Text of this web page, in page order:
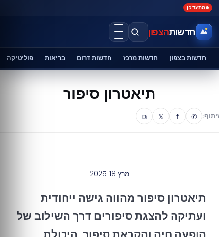
מתעדכן
חדשותהצפון
חדשות בצפון חדשות מרכז חדשות דרום בריאות פוליטיקה
תיאטרון סיפור
✆
f
𝕏
⧉
מרץ 18, 2025
תיאטרון סיפור מהווה גישה ייחודית
ועתיקה להצגת סיפורים דרך השילוב של